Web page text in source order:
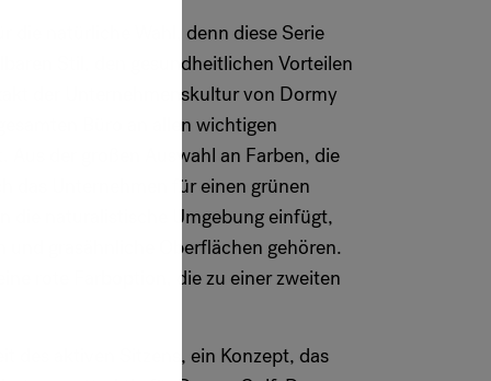
die natürliche Wahl, denn diese Serie
Stil, den gesundheitlichen Vorteilen
der Unternehmenskultur von Dormy
Büro an allen wichtigen
der großen Auswahl an Farben, die
das Unternehmen für einen grünen
die naturalistische Umgebung einfügt,
und grasähnliche Oberflächen gehören.
rote Farboption, die zu einer zweiten
des aktiven Sitzens, ein Konzept, das